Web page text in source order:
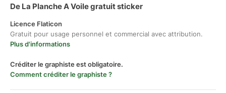
De La Planche A Voile gratuit sticker
Licence Flaticon
Gratuit pour usage personnel et commercial avec attribution.
Plus d'informations
Créditer le graphiste est obligatoire.
Comment créditer le graphiste ?